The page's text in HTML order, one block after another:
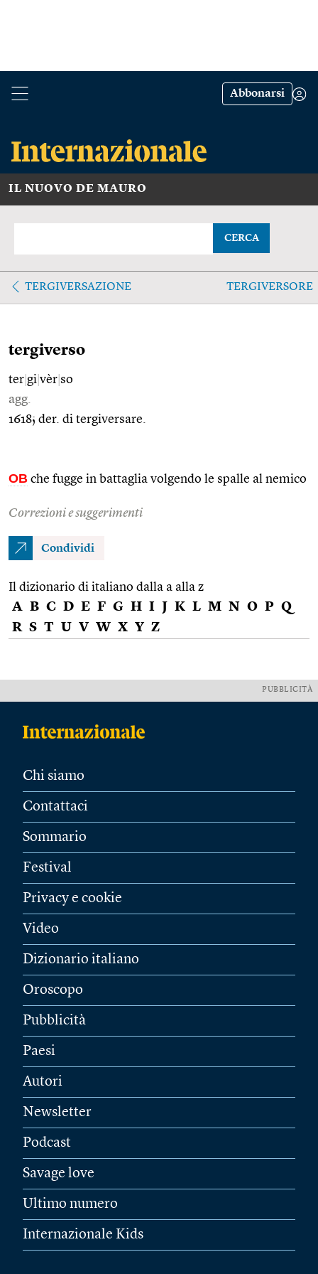
Abbonarsi
IL NUOVO DE MAURO
CERCA
TERGIVERSAZIONE TERGIVERSORE
tergiverso
ter gi vèr so
agg.
1618; der. di tergiversare.
OB che fugge in battaglia volgendo le spalle al nemico
Correzioni e suggerimenti
Condividi
Il dizionario di italiano dalla a alla z
A B C D E F G H I J K L M N O P Q
R S T U V W X Y Z
PUBBLICITÀ
Chi siamo
Contattaci
Sommario
Festival
Privacy e cookie
Video
Dizionario italiano
Oroscopo
Pubblicità
Paesi
Autori
Newsletter
Podcast
Savage love
Ultimo numero
Internazionale Kids